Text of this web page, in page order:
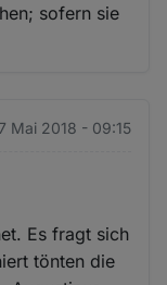
sofern sie
Mai 2018 - 09:15
Es fragt sich
tönten die